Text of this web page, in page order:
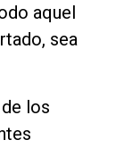
aquel
sea
los